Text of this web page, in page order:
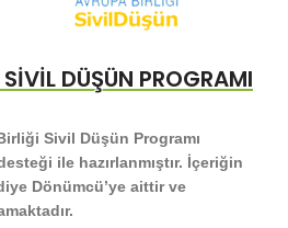
DÜŞÜN PROGRAMI
Sivil Düşün Programı
ile hazırlanmıştır. İçeriğin
Dönümcü’ye aittir ve